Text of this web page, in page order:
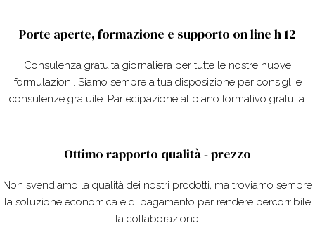
Porte aperte, formazione e supporto on line h 12
Consulenza gratuita giornaliera per tutte le nostre nuove
formulazioni. Siamo sempre a tua disposizione per consigli e
consulenze gratuite. Partecipazione al piano formativo gratuita.
Ottimo rapporto qualità - prezzo
Non svendiamo la qualità dei nostri prodotti, ma troviamo sempre
la soluzione economica e di pagamento per rendere percorribile
la collaborazione.